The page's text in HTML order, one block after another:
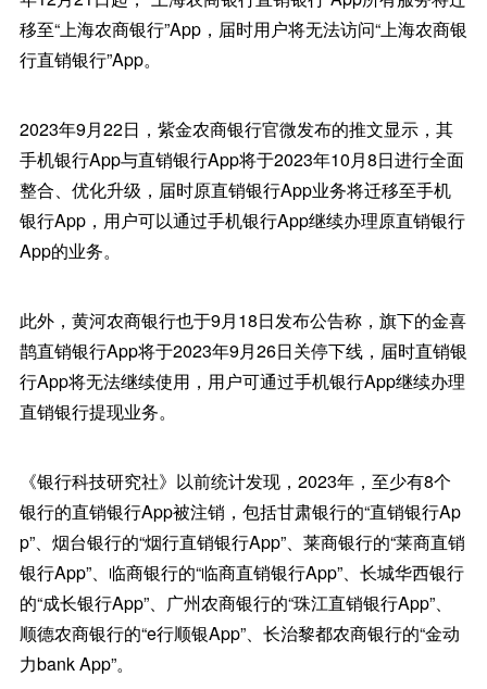
移至“上海农商银行”App，届时用户将无法访问“上海农商银
行直销银行”App。
2023年9月22日，紫金农商银行官微发布的推文显示，其
手机银行App与直销银行App将于2023年10月8日进行全面
整合、优化升级，届时原直销银行App业务将迁移至手机
银行App，用户可以通过手机银行App继续办理原直销银行
App的业务。
此外，黄河农商银行也于9月18日发布公告称，旗下的金喜
鹊直销银行App将于2023年9月26日关停下线，届时直销银
行App将无法继续使用，用户可通过手机银行App继续办理
直销银行提现业务。
《银行科技研究社》以前统计发现，2023年，至少有8个
银行的直销银行App被注销，包括甘肃银行的“直销银行Ap
p”、烟台银行的“烟行直销银行App”、莱商银行的“莱商直销
银行App”、临商银行的“临商直销银行App”、长城华西银行
的“成长银行App”、广州农商银行的“珠江直销银行App”、
顺德农商银行的“e行顺银App”、长治黎都农商银行的“金动
力bank App”。